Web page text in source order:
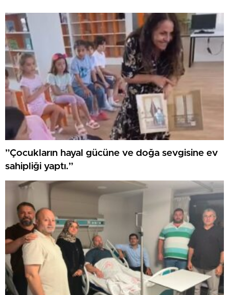
”Çocukların hayal gücüne ve doğa sevgisine ev
sahipliği yaptı.”